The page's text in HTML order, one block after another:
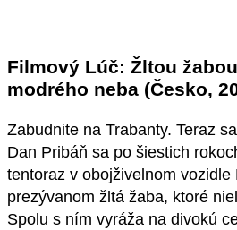
Filmový Lúč: Žltou
modrého neba (Česko,
Zabudnite na Trabanty. Teraz
Dan Pribáň sa po šiestich
tentoraz v obojživelnom vozidle
prezývanom žltá žaba, ktoré
Spolu s ním vyráža na divokú